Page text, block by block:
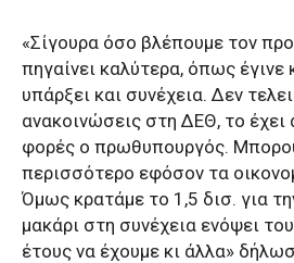
«Σίγουρα όσο βλέπουμε τον
πηγαίνει καλύτερα, όπως έγινε
υπάρξει και συνέχεια. Δεν
ανακοινώσεις στη ΔΕΘ, το έχει
φορές ο πρωθυπουργός.
περισσότερο εφόσον τα
Όμως κρατάμε το 1,5 δισ. για
μακάρι στη συνέχεια ενόψει
έτους να έχουμε κι άλλα»